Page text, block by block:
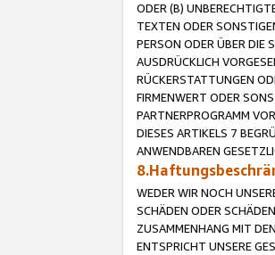
ODER (B)
TEXTEN ODER
PERSON ODER ÜBER DIE
AUSDRÜCKLICH
RÜCKERSTATTUNGEN
FIRMENWERT ODER
PARTNERPROGRAMM
DIESES ARTIKELS 7
ANWENDBAREN
WEDER WIR NOCH
SCHÄDEN ODER
ZUSAMMENHANG MIT
ENTSPRICHT UNSERE